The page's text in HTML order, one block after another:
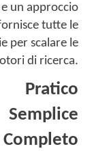
un approccio
tutte le
per scalare le
di ricerca.
Pratico
Semplice
Completo